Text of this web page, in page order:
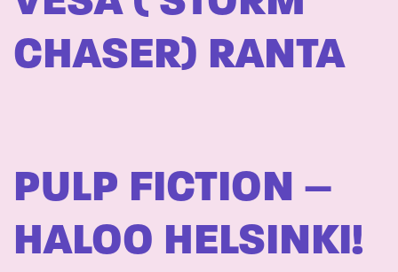
CHASER) RANTA
PULP FICTION –
HALOO HELSINKI!